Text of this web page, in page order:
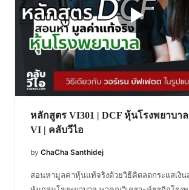
หลักสูตร VI301 | DCF หุ้นโรงพยาบา
VI | คลับวีไอ
by ChaCha Santhidej
สอนหามูลค่าหุ้นแท้จริงด้วยวิธีคิดลดกระแสเงิน